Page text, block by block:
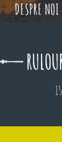
DESPRE NOI